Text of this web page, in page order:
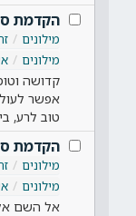
הקדמת
מילונים
מילונים
קדושה
אפשר
טוב לרע,
הקדמת
מילונים
מילונים
אל השם